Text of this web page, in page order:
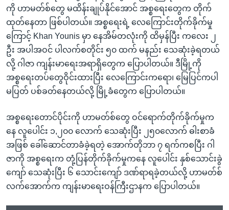
ကို ဟာမတ်စ်တွေ မထိန်းချုပ်နိုင်အောင် အစ္စရေးတွေက တိုက်
ထုတ်နေတာ ဖြစ်ပါတယ်။ အစ္စရေးရဲ့ လေကြောင်းတိုက်ခိုက်မှု
ကြောင့် Khan Younis မှာ နေအိမ်တလုံးကို ထိမှန်ပြီး ကလေး ၂
ဦး အပါအဝင် ပါလက်စတိုင်း ၅၀ ထက် မနည်း သေဆုံးခဲ့ရတယ်
လို့ ဂါဇာ ကျန်းမာရေးအရာရှိတွေက ပြောပါတယ်။ ဒီမြို့ကို
အစ္စရေးတပ်တွေဝိုင်းထားပြီး လေကြောင်းကရော၊ မြေပြင်ကပါ
မပြတ် ပစ်ခတ်နေတယ်လို့ မြို့ခံတွေက ပြောပါတယ်။
အစ္စရေးတောင်ပိုင်းကို ဟာမတ်စ်တွေ ဝင်ရောက်တိုက်ခိုက်မှုက
နေ လူပေါင်း ၁,၂၀၀ လောက် သေဆုံးပြီး ၂၅၀လောက် ဓါးစာခံ
အဖြစ် ခေါ်ဆောင်တာခံခဲ့ရတဲ့ အောက်တိုဘာ ၇ ရက်ကစပြီး ဂါ
ဇာကို အစ္စရေးက တုံ့ပြန်တိုက်ခိုက်မှုကနေ လူပေါင်း နှစ်သောင်းခွဲ
ကျော် သေဆုံးပြီး ၆ သောင်းကျော် ဒဏ်ရာရခဲ့တယ်လို့ ဟာမတ်စ်
လက်အောက်က ကျန်းမာရေးဝန်ကြီးဌာနက ပြောပါတယ်။